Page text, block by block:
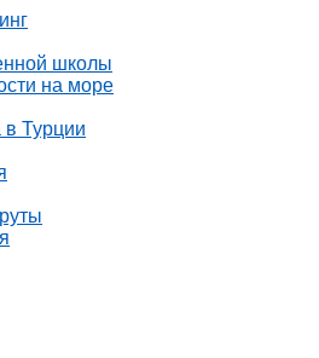
школы
на море
Турции